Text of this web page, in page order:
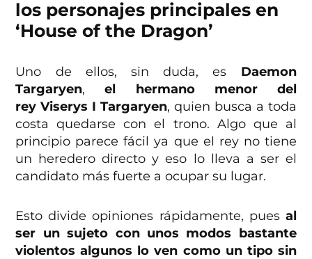
los personajes principales en
‘House of the Dragon’
Uno de ellos, sin duda, es Daemon
Targaryen,el hermano menor del
rey Viserys I Targaryen, quien busca a toda
costa quedarse con el trono. Algo que al
principio parece fácil ya que el rey no tiene
un heredero directo y eso lo lleva a ser el
candidato más fuerte a ocupar su lugar.
Esto divide opiniones rápidamente, pues al
ser un sujeto con unos modos bastante
violentos algunos lo ven como un tipo sin